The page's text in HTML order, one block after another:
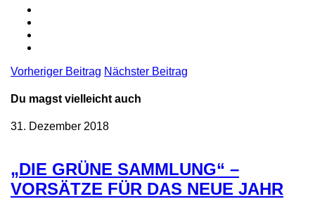
Vorheriger Beitrag Nächster Beitrag
Du magst vielleicht auch
31. Dezember 2018
„DIE GRÜNE SAMMLUNG“ –
VORSÄTZE FÜR DAS NEUE JAHR